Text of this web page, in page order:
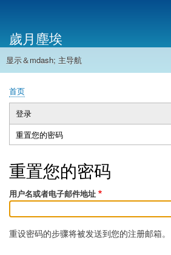
主
内
帐
户
菜
单
歲月塵埃
主
航
显示＆mdash; 主导航
首页
面
包
屑
首页
主
标
登录
重置您的密码
动
标
签）
重置您的密码
用户名或者电子邮件地址
重设密码的步骤将被发送到您的注册邮箱。